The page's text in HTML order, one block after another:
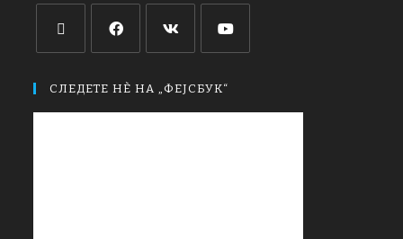
СЛЕДЕТЕ НЀ НА „ФЕЈСБУК“